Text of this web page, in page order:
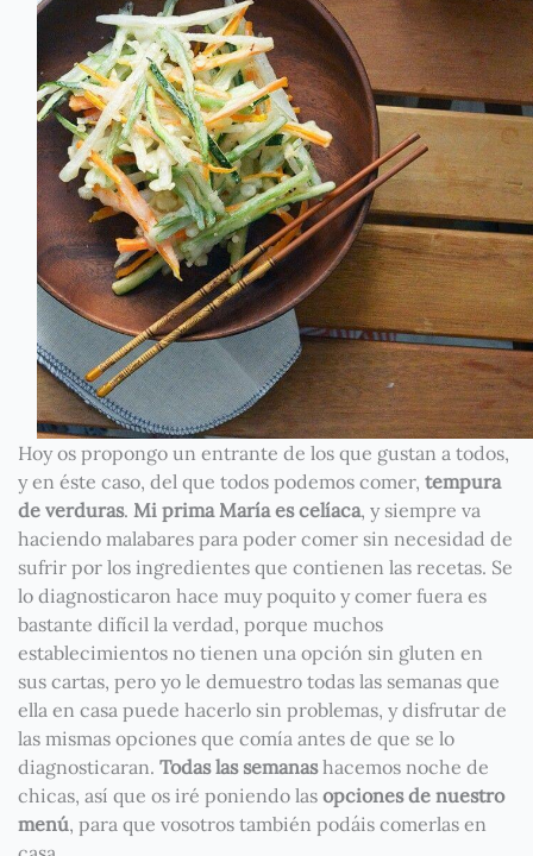
Hoy os propongo un entrante de los que gustan a todos,
y en éste caso, del que todos podemos comer, tempura
de verduras. Mi prima María es celíaca, y siempre va
haciendo malabares para poder comer sin necesidad de
sufrir por los ingredientes que contienen las recetas. Se
lo diagnosticaron hace muy poquito y comer fuera es
bastante difícil la verdad, porque muchos
establecimientos no tienen una opción sin gluten en
sus cartas, pero yo le demuestro todas las semanas que
ella en casa puede hacerlo sin problemas, y disfrutar de
las mismas opciones que comía antes de que se lo
diagnosticaran. Todas las semanashacemos noche de
chicas, así que os iré poniendo las opciones de nuestro
menú, para que vosotros también podáis comerlas en